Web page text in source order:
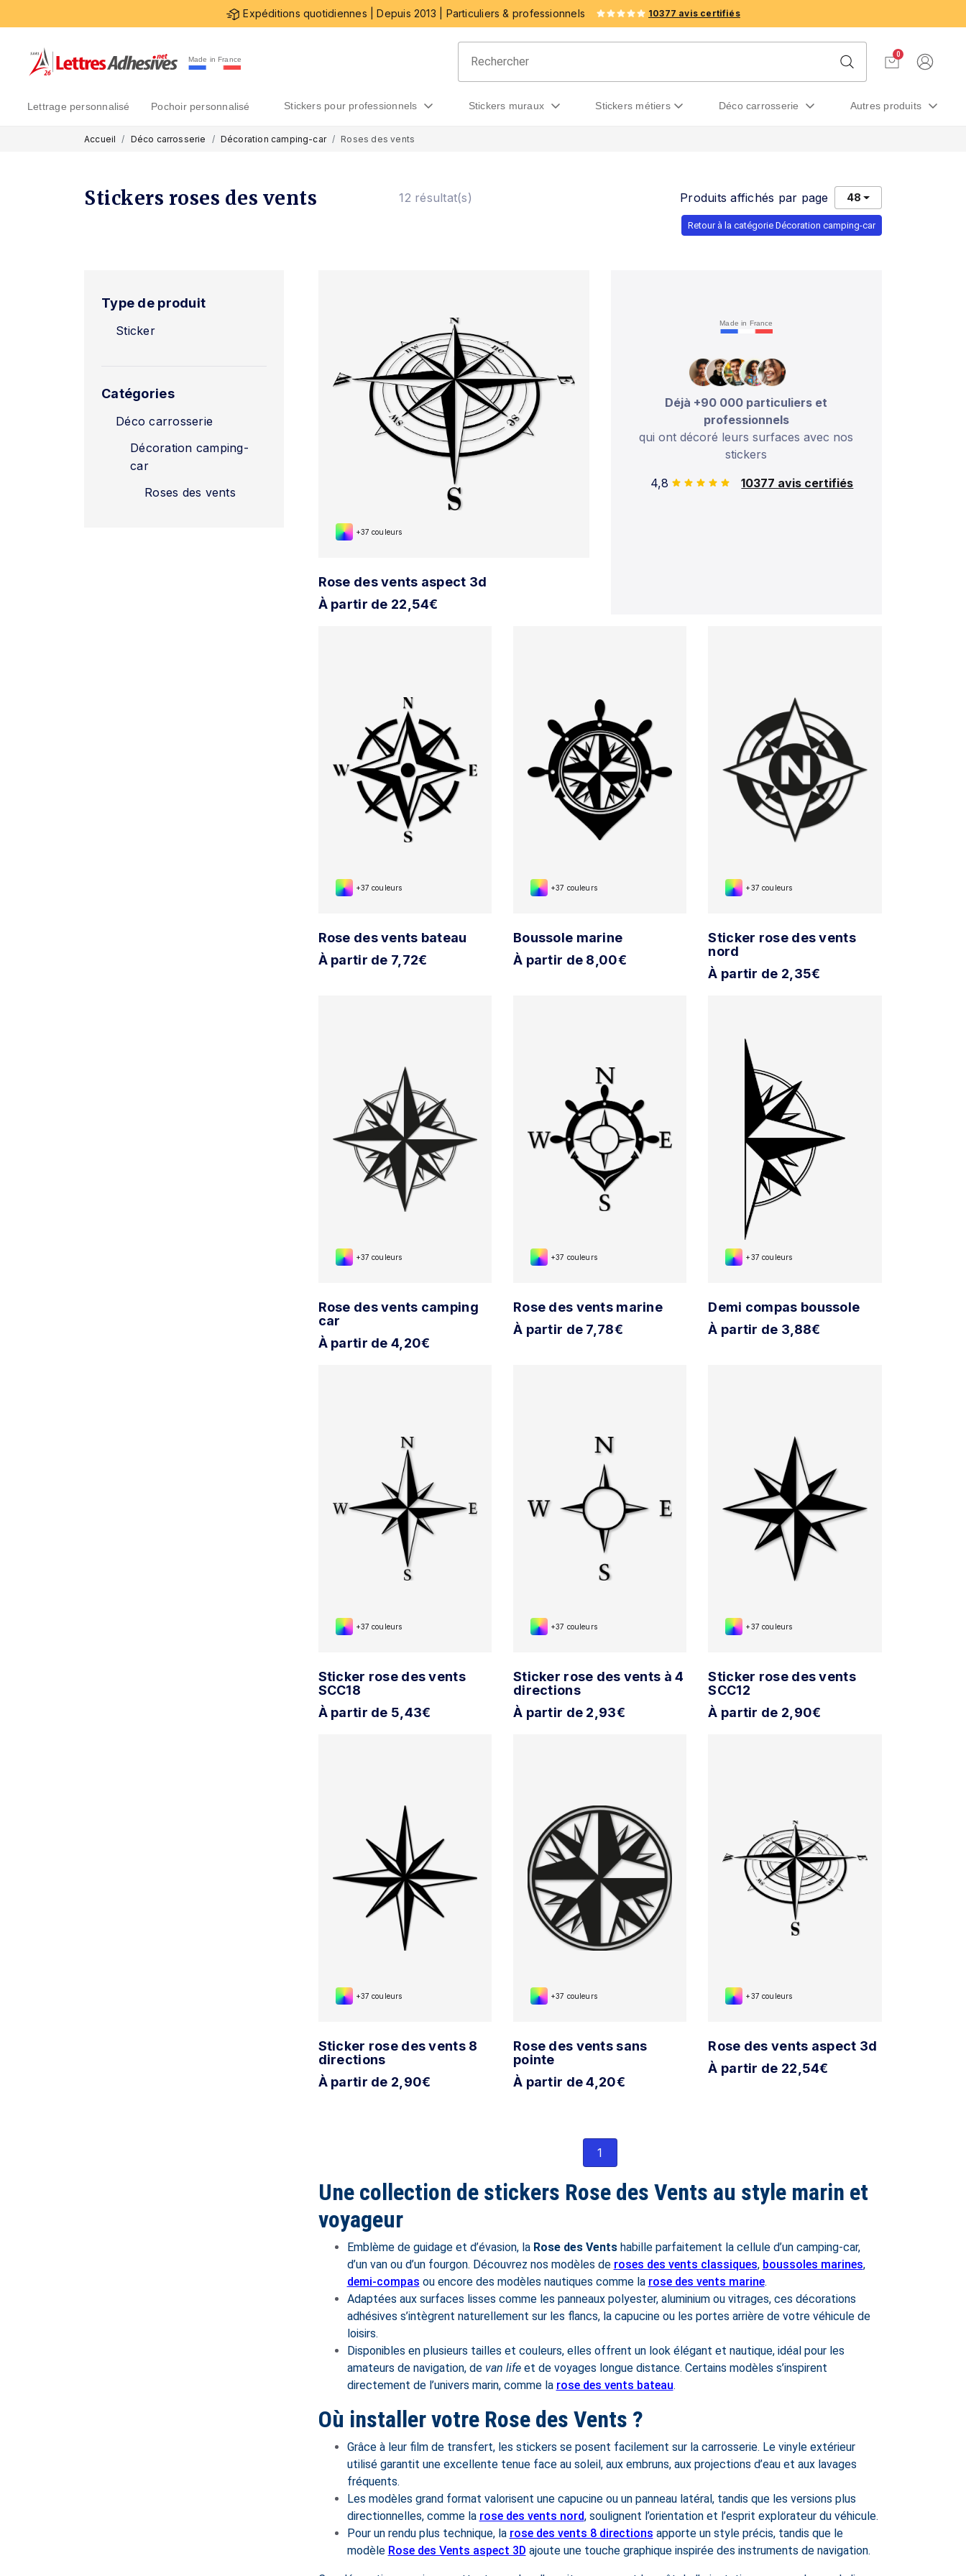
Expéditions quotidiennes | Depuis 2013 | Particuliers & professionnels 10377 avis certifiés
Made in France
0
lettrage personnalisé pochoir personnalisé stickers pour professionnels stickers muraux stickers métiers déco carrosserie autres produits
Accueil Déco carrosserie Décoration camping-car Roses des vents
Stickers roses des vents 12 résultat(s) Produits affichés par page 48
Retour à la catégorie Décoration camping-car
Type de produit
Sticker
Catégories
Déco carrosserie
Décoration camping-
car
Roses des vents
+37 couleurs
Rose des vents aspect 3d
À partir de 22,54€
Made in France
Déjà +90 000 particuliers et
professionnels
qui ont décoré leurs surfaces avec nos
stickers
4,8
10377 avis certifiés
+37 couleurs
Rose des vents bateau
À partir de 7,72€
+37 couleurs
Boussole marine
À partir de 8,00€
+37 couleurs
Sticker rose des vents
nord
À partir de 2,35€
+37 couleurs
Rose des vents camping
car
À partir de 4,20€
+37 couleurs
Rose des vents marine
À partir de 7,78€
+37 couleurs
Demi compas boussole
À partir de 3,88€
+37 couleurs
Sticker rose des vents
SCC18
À partir de 5,43€
+37 couleurs
Sticker rose des vents à 4
directions
À partir de 2,93€
+37 couleurs
Sticker rose des vents
SCC12
À partir de 2,90€
+37 couleurs
Sticker rose des vents 8
directions
À partir de 2,90€
+37 couleurs
Rose des vents sans
pointe
À partir de 4,20€
+37 couleurs
Rose des vents aspect 3d
À partir de 22,54€
1
Une collection de stickers Rose des Vents au style marin et
voyageur
Emblème de guidage et d’évasion, la Rose des Ventshabille parfaitement la cellule d’un camping-car,
d’un van ou d’un fourgon. Découvrez nos modèles de roses des vents classiques, boussoles marines,
demi-compas ou encore des modèles nautiques comme la rose des vents marine.
Adaptées aux surfaces lisses comme les panneaux polyester, aluminium ou vitrages, ces décorations
adhésives s’intègrent naturellement sur les flancs, la capucine ou les portes arrière de votre véhicule de
loisirs.
Disponibles en plusieurs tailles et couleurs, elles offrent un look élégant et nautique, idéal pour les
amateurs de navigation, de van lifeet de voyages longue distance. Certains modèles s’inspirent
directement de l’univers marin, comme la rose des vents bateau.
Où installer votre Rose des Vents ?
Grâce à leur film de transfert, les stickers se posent facilement sur la carrosserie. Le vinyle extérieur
utilisé garantit une excellente tenue face au soleil, aux embruns, aux projections d’eau et aux lavages
fréquents.
Les modèles grand format valorisent une capucine ou un panneau latéral, tandis que les versions plus
directionnelles, comme la rose des vents nord, soulignent l’orientation et l’esprit explorateur du véhicule.
Pour un rendu plus technique, la rose des vents 8 directions apporte un style précis, tandis que le
modèle Rose des Vents aspect 3D ajoute une touche graphique inspirée des instruments de navigation.